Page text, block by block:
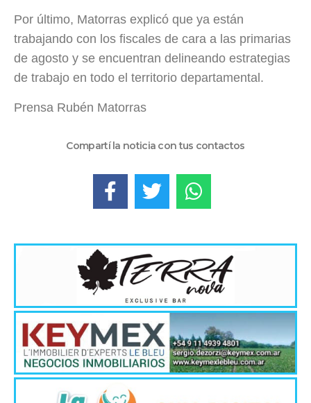
Por último, Matorras explicó que ya están
trabajando con los fiscales de cara a las primarias
de agosto y se encuentran delineando estrategias
de trabajo en todo el territorio departamental.
Prensa Rubén Matorras
Compartí la noticia con tus contactos